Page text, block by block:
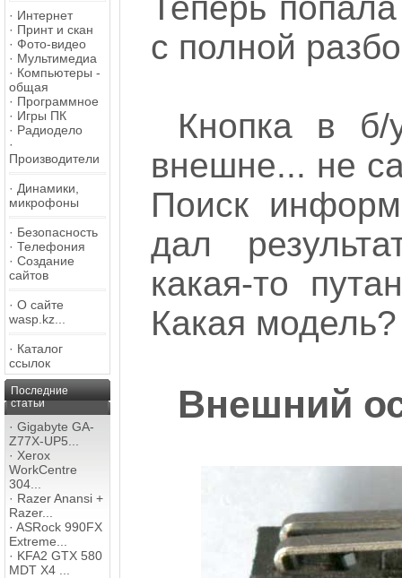
· Интернет
· Принт и скан
· Фото-видео
· Мультимедиа
· Компьютеры -
общая
· Программное
· Игры ПК
· Радиодело
·
Производители
· Динамики,
микрофоны
· Безопасность
· Телефония
· Создание
сайтов
· О сайте
wasp.kz...
· Каталог
ссылок
Последние
статьи
· Gigabyte GA-
Z77X-UP5...
· Xerox
WorkCentre
304...
· Razer Anansi +
Razer...
· ASRock 990FX
Extreme...
· KFA2 GTX 580
MDT X4 ...
с полной
Кнопка в б/
внешне... не
Поиск
дал
какая-то
Какая модель?
Внешний